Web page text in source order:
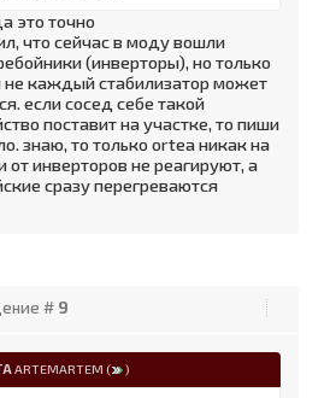
это точно
что сейчас в моду вошли
(инверторы), но только
не каждый стабилизатор может
если сосед себе такой
поставит на участке, то пиши
знаю, то только ortea никак на
от инверторов не реагируют, а
сразу перегреваются
# 9
ARTEMARTEM ( )